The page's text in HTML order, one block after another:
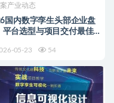
产业动态
国内数字孪生头部企业盘
平台选型与项目交付最佳实
05-23 54